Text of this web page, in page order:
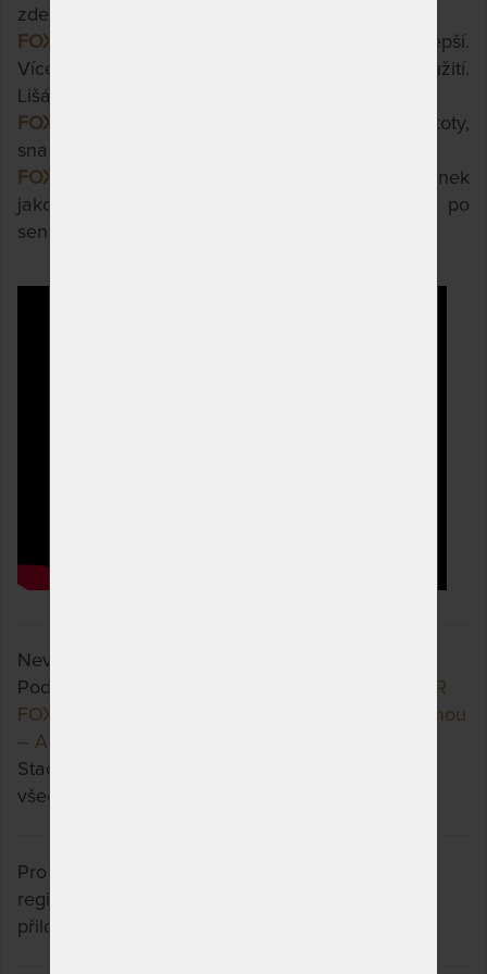
zde.
FOX 22 - 4 cm visco pěny
O fous vyšší, o fous lepší.
Více stability, pružnosti a pohodlí. Univerzální použití.
Lišácká volba.
FOX 24 - 4 cm visco pěny
Výška s pocitem jistoty,
snadné vstávání i pro hůře pohyblivé jedince.
FOX 26 - 4 cm visco pěn
Pro krále lišáků. Spánek
jako víno, vstávání jak po másle. Od mlaďochů po
seniory.
Nevyhovuje vám zvolená varianta výrobku?
Podívejte se, jaké jsou možnosti u výrobku
SUPER
FOX VISCO Wellness 24 cm - matrace s línou pěnou
– AKCE „Férové ceny“
Stačí si rozkliknout další přes tlačítko "Zobrazit
všechny varianty".
Pro uplatnění prodloužené záruky je nutná
registrace na webových stránkách výrobce dle
přiložených instrukcí u výrobku.